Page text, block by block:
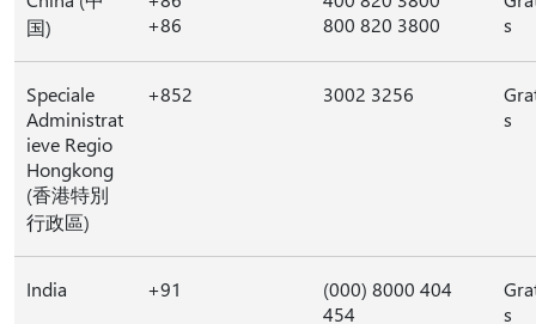
国)
+86
800 820 3800
s
Speciale
Administrat
ieve Regio
Hongkong
(香港特別
行政區)
+852 3002 3256
s
India +91
(000) 8000 404
454
s